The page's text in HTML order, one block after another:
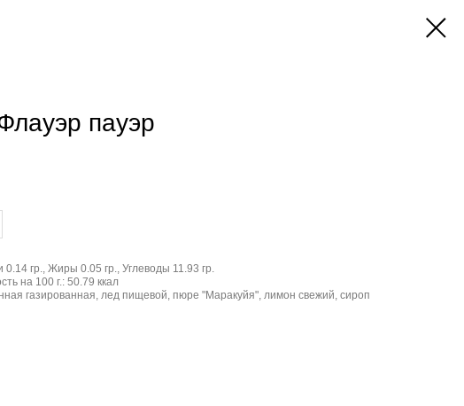
пауэр
0.14 гр., Жиры 0.05 гр., Углеводы 11.93 гр.
на 100 г.: 50.79 ккал
газированная, лед пищевой, пюре "Маракуйя", лимон свежий, сироп